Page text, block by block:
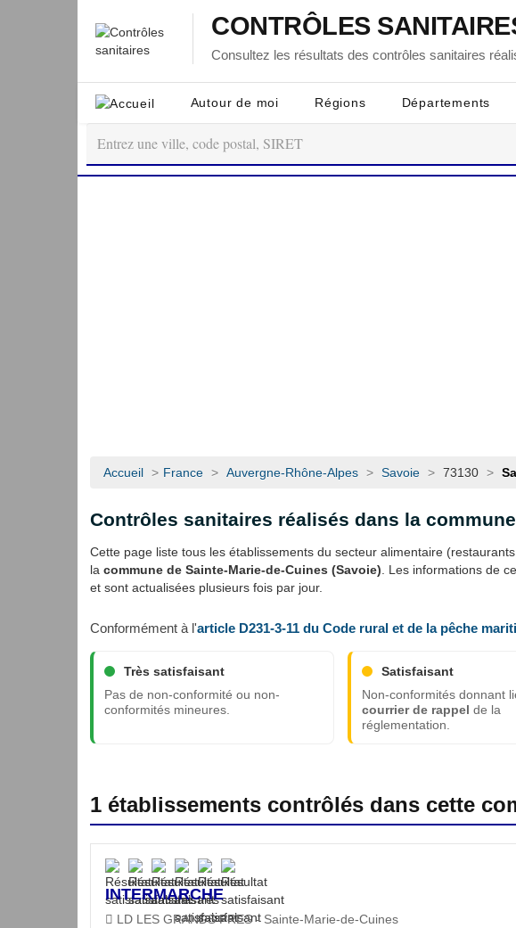
CONTRÔLES
Consultez les résultats des contrôles sanitaires
Autour de moi Régions Départements
Accueil > France > Auvergne-Rhône-Alpes > Savoie > 73130 >
Contrôles sanitaires réalisés dans la
Cette page liste tous les établissements du secteur alimentaire
la commune de Sainte-Marie-de-Cuines (Savoie) . Les informations de
et sont actualisées plusieurs fois par jour.
Conformément à l'article D231-3-11 du Code rural et de la pêche
Très satisfaisant
Pas de non-conformité ou non-
conformités mineures.
Satisfaisant
Non-conformités donnant
courrier de rappel de la
réglementation.
1 établissements contrôlés dans cette
INTERMARCHE
LD LES GRANDS PRES - Sainte-Marie-de-Cuines